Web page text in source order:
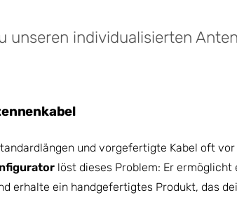
unseren individualisierten
und vorgefertigte Kabel oft
löst dieses Problem: Er
erhalte ein handgefertigtes Produkt, das